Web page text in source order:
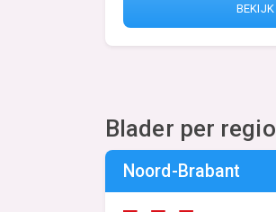
BEKIJK
Blader per regio
Noord-Brabant